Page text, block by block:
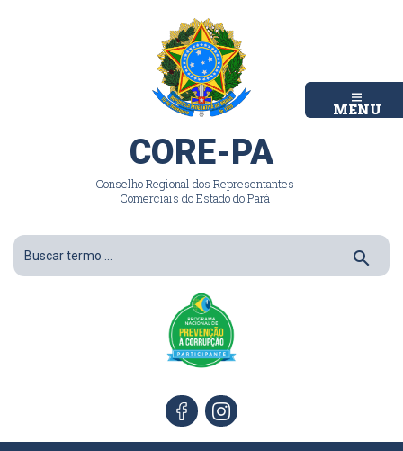
MENU
CORE-PA
Conselho Regional dos Representantes
Comerciais do Estado do Pará
search